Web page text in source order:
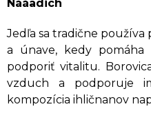
Nááadich
Jedľa sa tradične
a únave, kedy pomáha
podporiť vitalitu.
vzduch a podporuje
kompozícia ihličnanov